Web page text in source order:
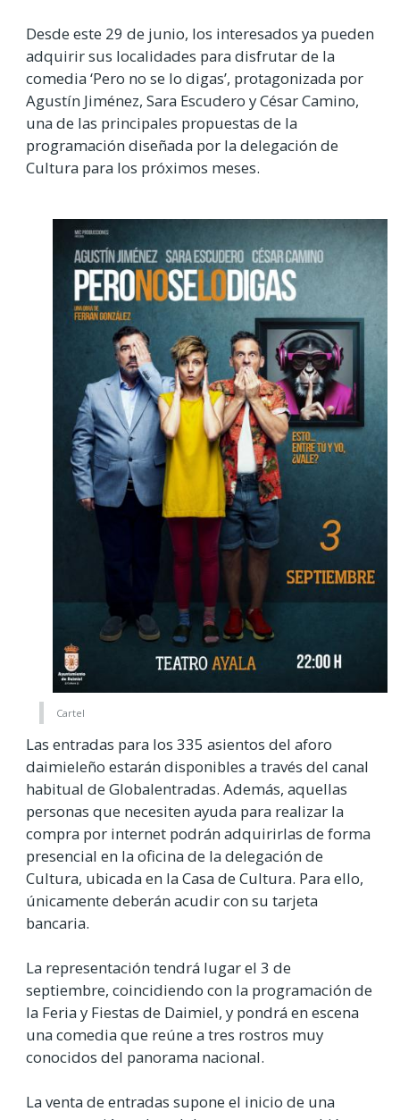
Desde este 29 de junio, los interesados ya pueden
adquirir sus localidades para disfrutar de la
comedia ‘Pero no se lo digas’, protagonizada por
Agustín Jiménez, Sara Escudero y César Camino,
una de las principales propuestas de la
programación diseñada por la delegación de
Cultura para los próximos meses.
Cartel
Las entradas para los 335 asientos del aforo
daimieleño estarán disponibles a través del canal
habitual de Globalentradas. Además, aquellas
personas que necesiten ayuda para realizar la
compra por internet podrán adquirirlas de forma
presencial en la oficina de la delegación de
Cultura, ubicada en la Casa de Cultura. Para ello,
únicamente deberán acudir con su tarjeta
bancaria.
La representación tendrá lugar el 3 de
septiembre, coincidiendo con la programación de
la Feria y Fiestas de Daimiel, y pondrá en escena
una comedia que reúne a tres rostros muy
conocidos del panorama nacional.
La venta de entradas supone el inicio de una